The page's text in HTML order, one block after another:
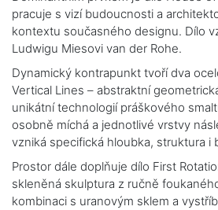
pracuje s vizí budoucnosti a
kontextu současného designu. Dílo
Ludwigu Miesovi van der Rohe.
Dynamický kontrapunkt tvoří dva
Vertical Lines – abstraktní
unikátní technologií práškového
osobně míchá a jednotlivé vrstvy
vzniká specifická hloubka, struktura i
Prostor dále doplňuje dílo First
skleněná skulptura z ručně
kombinaci s uranovým sklem a